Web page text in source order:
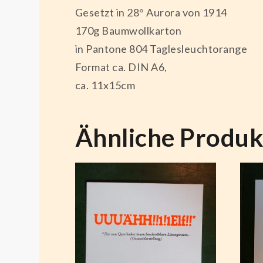
Gesetzt in 28° Aurora von 1914
170g Baumwollkarton
in Pantone 804 Taglesleuchtorange
Format ca. DIN A6,
ca. 11x15cm
Ähnliche